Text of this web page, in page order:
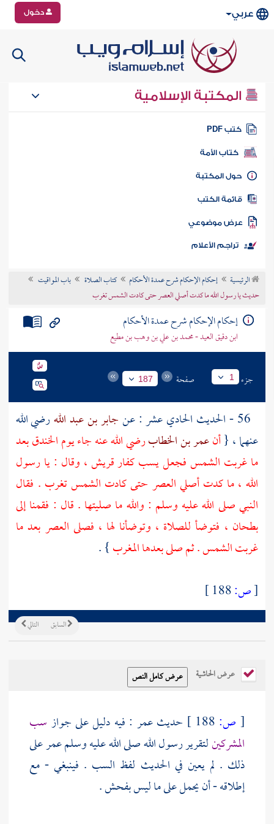
عربي دخول
المكتبة الإسلامية
كتب PDF
كتاب الأمة
المكتبة
الكتب
موضوعي
تراجم الأعلام
الرئيسية إحكام الإحكام شرح عمدة الأحكام كتاب الصلاة
باب المواقيت
حديث يا رسول الله ما كدت أصلي العصر حتى كادت الشمس تغرب
إحكام الإحكام شرح عمدة الأحكام
ابن دقيق العيد - محمد بن علي بن وهب بن مطيع
جزء 1 صفحة 187
جابر بن عبد اللهرضي الله
عنهما ، {أنعمر بن الخطابرضي الله عنه جاء يوم الخندق بعد
ما غربت الشمس فجعل يسب كفار قريش ، وقال : يا رسول
الله ، ما كدت أصلي العصر حتى كادت الشمس تغرب . فقال
النبي صلى الله عليه وسلم : والله ما صليتها . قال : فقمنا إلى
بطحان ، فتوضأ للصلاة ، وتوضأنا لها ، فصلى العصر بعد ما
غربت الشمس . ثم صلى بعدها المغرب} .
[ص:
التالي السابق
عرض الحاشية
[ ص: حديثعمر : فيه دليل على جواز سب
المشركينلتقرير رسول الله صلى الله عليه وسلمعمرعلى
ذلك . لم يعين في الحديث لفظ السب . فينبغي - مع
إطلاقه - أن يحمل على ما ليس بفحش .